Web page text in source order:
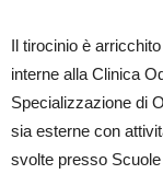
Il tirocinio è
interne alla Clinica
Specializzazione di
sia esterne con
svolte presso